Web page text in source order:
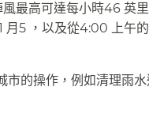
最高可達每小時46 英
5 ，以及從4:00 上午
的操作，例如清理雨水